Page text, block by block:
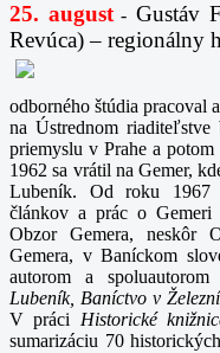
25. august- Gustáv
Revúca) – regionálny
odborného štúdia pracoval
na Ústrednom riaditeľstve
priemyslu v Prahe a
1962 sa vrátil na Gemer,
Lubeník. Od roku 1967
článkov a prác o Gemeri
Obzor Gemera, neskôr
Gemera, v Baníckom
autorom a
Lubeník, Baníctvo v
V práci Historické
sumarizáciu 70